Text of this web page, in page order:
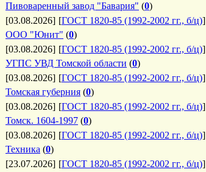
Пивоваренный завод "Бавария" (0)
[03.08.2026] [ГОСТ 1820-85 (1992-2002 гг., б/ц)]
ООО "Юнит" (0)
[03.08.2026] [ГОСТ 1820-85 (1992-2002 гг., б/ц)]
УГПС УВД Томской области (0)
[03.08.2026] [ГОСТ 1820-85 (1992-2002 гг., б/ц)]
Томская губерния (0)
[03.08.2026] [ГОСТ 1820-85 (1992-2002 гг., б/ц)]
Томск. 1604-1997 (0)
[03.08.2026] [ГОСТ 1820-85 (1992-2002 гг., б/ц)]
Техника (0)
[23.07.2026] [ГОСТ 1820-85 (1992-2002 гг., б/ц)]